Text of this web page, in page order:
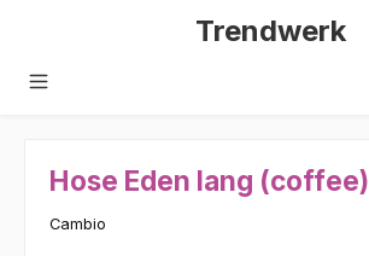
Zum Hauptinhalt springenTrendwerk
Hose Eden lang (coffee)
Cambio